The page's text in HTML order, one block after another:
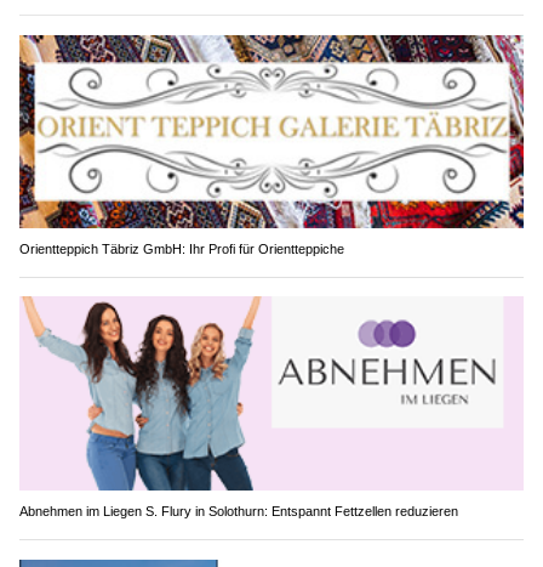
Orientteppich Täbriz GmbH: Ihr Profi für Orientteppiche
Abnehmen im Liegen S. Flury in Solothurn: Entspannt Fettzellen reduzieren